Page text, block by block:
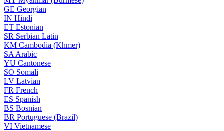
GE Georgian
IN Hindi
ET Estonian
SR Serbian Latin
KM Cambodia (Khmer)
SA Arabic
YU Cantonese
SO Somali
LV Latvian
FR French
ES Spanish
BS Bosnian
BR Portuguese (Brazil)
VI Vietnamese